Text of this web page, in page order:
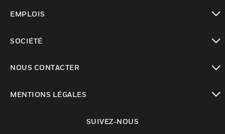
EMPLOIS
SOCIÉTÉ
NOUS CONTACTER
MENTIONS LÉGALES
SUIVEZ-NOUS